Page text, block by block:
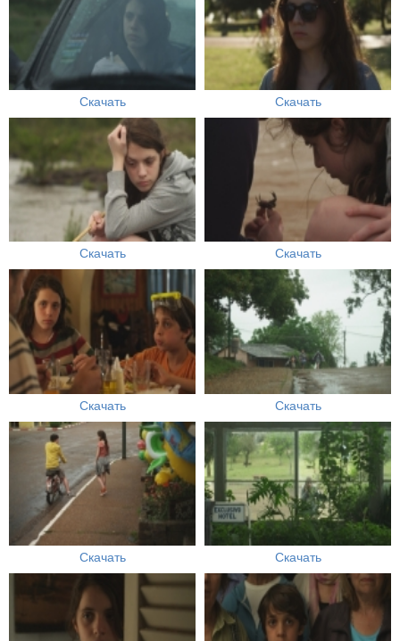
Скачать Скачать
Скачать Скачать
Скачать Скачать
Скачать Скачать